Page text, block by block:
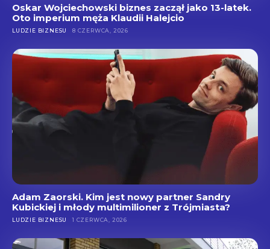
Oskar Wojciechowski biznes zaczął jako 13-latek.
Oto imperium męża Klaudii Halejcio
LUDZIE BIZNESU 8 CZERWCA, 2026
Adam Zaorski. Kim jest nowy partner Sandry
Kubickiej i młody multimilioner z Trójmiasta?
LUDZIE BIZNESU 1 CZERWCA, 2026